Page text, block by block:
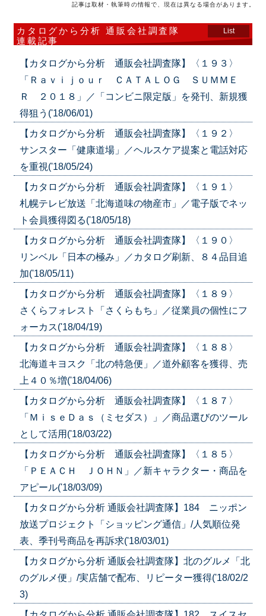
記事は取材・執筆時の情報で、現在は異なる場合があります。
カタログから分析 通販会社調査隊
連載記事
List
【カタログから分析 通販会社調査隊】〈１９３〉
「Ｒａｖｉｊｏｕｒ ＣＡＴＡＬＯＧ ＳＵＭＭＥ
Ｒ ２０１８」／「コンビニ限定版」を発刊、新規獲
得狙う('18/06/01)
【カタログから分析 通販会社調査隊】〈１９２〉
サンスター「健康道場」／ヘルスケア提案と電話対応
を重視('18/05/24)
【カタログから分析 通販会社調査隊】〈１９１〉
札幌テレビ放送「北海道味の物産市」／電子版でネッ
ト会員獲得図る('18/05/18)
【カタログから分析 通販会社調査隊】〈１９０〉
リンベル「日本の極み」／カタログ刷新、８４品目追
加('18/05/11)
【カタログから分析 通販会社調査隊】〈１８９〉
さくらフォレスト「さくらもち」／従業員の個性にフ
ォーカス('18/04/19)
【カタログから分析 通販会社調査隊】〈１８８〉
北海道キヨスク「北の特急便」／道外顧客を獲得、売
上４０％増('18/04/06)
【カタログから分析 通販会社調査隊】〈１８７〉
「ＭｉｓｅＤａｓ（ミセダス）」／商品選びのツール
として活用('18/03/22)
【カタログから分析 通販会社調査隊】〈１８５〉
「ＰＥＡＣＨ ＪＯＨＮ」／新キャラクター・商品を
アピール('18/03/09)
【カタログから分析 通販会社調査隊】184 ニッポン
放送プロジェクト「ショッピング通信」/人気順位発
表、季刊号商品を再訴求('18/03/01)
【カタログから分析 通販会社調査隊】北のグルメ「北
のグルメ便」/実店舗で配布、リピーター獲得('18/02/2
3)